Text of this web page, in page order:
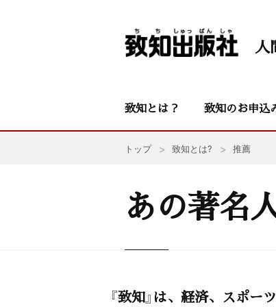
人
致知とは？ 致知のお申込
トップ 致知とは? 推薦
あの著名
『致知』は、経済、スポ